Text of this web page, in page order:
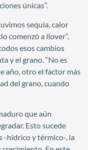
únicas”.
sequía, calor
comenzó a llover”,
esos cambios
y el grano. “No es
año, otro el factor más
del grano, cuando
que aún
Esto sucede
-hídrico y térmico-, la